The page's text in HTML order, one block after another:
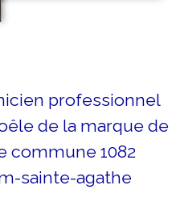
professionnel
de la marque de
commune 1082
sainte-agathe